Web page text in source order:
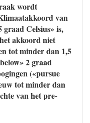
wordt
van
Celsius» is,
akkoord niet
tot minder dan 1,5
2 graad
(«pursue
tot minder dan
van het pre-